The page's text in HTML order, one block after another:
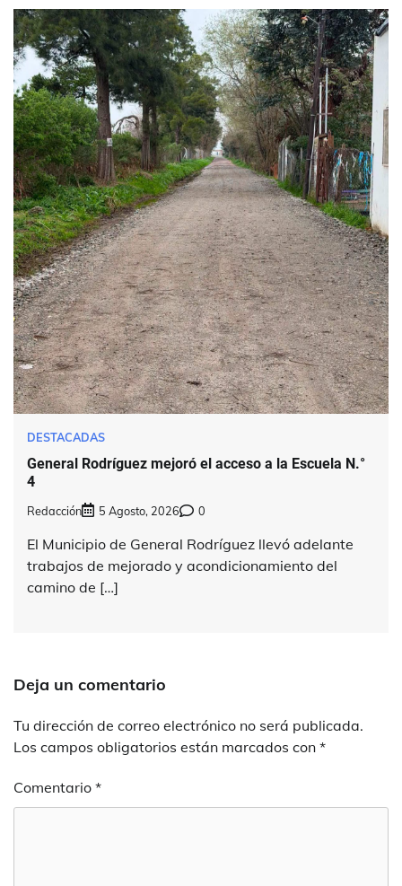
DESTACADAS
General Rodríguez mejoró el acceso a la Escuela N.°
4
Redacción 5 Agosto, 2026 0
El Municipio de General Rodríguez llevó adelante
trabajos de mejorado y acondicionamiento del
camino de […]
Deja un comentario
Tu dirección de correo electrónico no será publicada.
Los campos obligatorios están marcados con *
Comentario *